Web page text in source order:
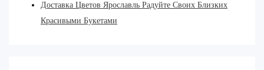
Доставка Цветов Ярославль Радуйте Своих Близких
Красивыми Букетами